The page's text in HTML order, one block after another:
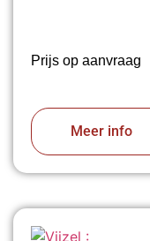
Prijs op aanvraag
Meer info